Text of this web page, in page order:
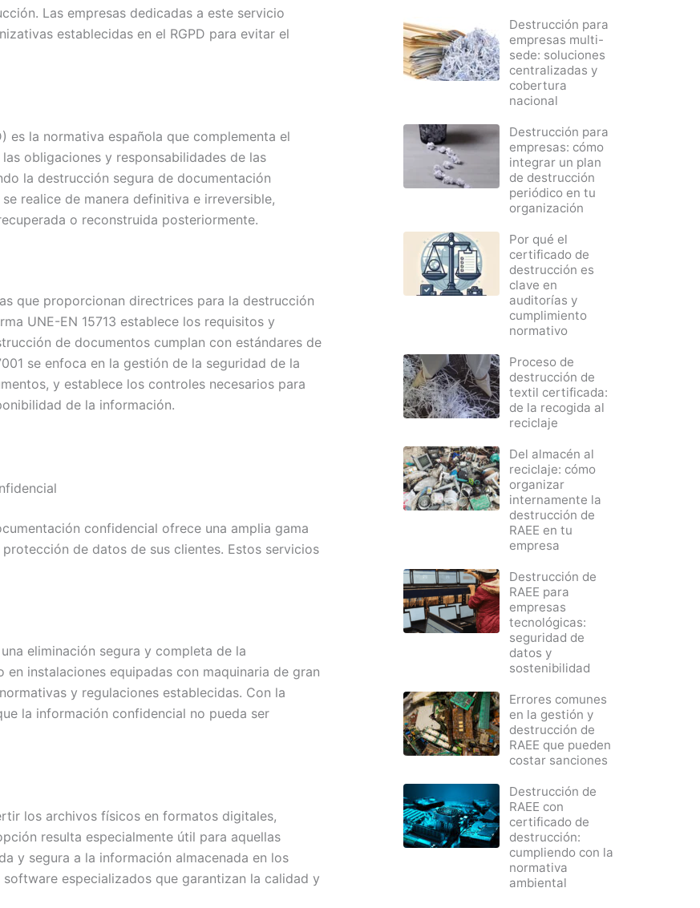
Las empresas dedicadas a este servicio
establecidas en el RGPD para evitar el
es la normativa española que complementa el
obligaciones y responsabilidades de las
la destrucción segura de documentación
realice de manera definitiva e irreversible,
o reconstruida posteriormente.
que proporcionan directrices para la destrucción
UNE-EN 15713 establece los requisitos y
de documentos cumplan con estándares de
se enfoca en la gestión de la seguridad de la
y establece los controles necesarios para
de la información.
confidencial ofrece una amplia gama
de datos de sus clientes. Estos servicios
eliminación segura y completa de la
instalaciones equipadas con maquinaria de gran
y regulaciones establecidas. Con la
la información confidencial no pueda ser
los archivos físicos en formatos digitales,
resulta especialmente útil para aquellas
y segura a la información almacenada en los
especializados que garantizan la calidad y
Destrucción para
empresas multi-
sede: soluciones
centralizadas y
cobertura
nacional
Destrucción para
empresas: cómo
integrar un plan
de destrucción
periódico en tu
organización
Por qué el
certificado de
destrucción es
clave en
auditorías y
cumplimiento
normativo
Proceso de
destrucción de
textil certificada:
de la recogida al
reciclaje
Del almacén al
reciclaje: cómo
organizar
internamente la
destrucción de
RAEE en tu
empresa
Destrucción de
RAEE para
empresas
tecnológicas:
seguridad de
datos y
sostenibilidad
Errores comunes
en la gestión y
destrucción de
RAEE que pueden
costar sanciones
Destrucción de
RAEE con
certificado de
destrucción:
cumpliendo con la
normativa
ambiental